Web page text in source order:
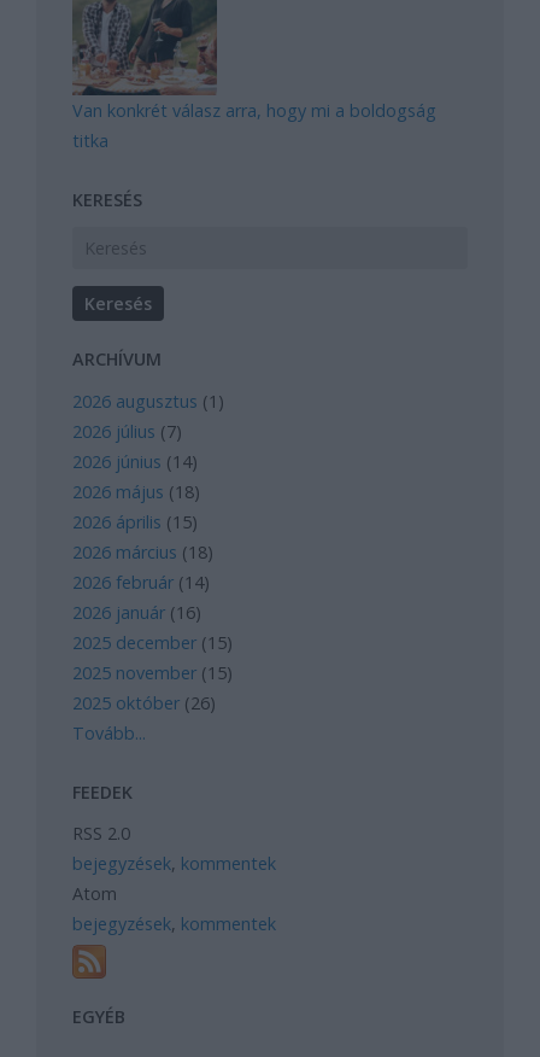
Van konkrét válasz arra, hogy mi a boldogság
titka
KERESÉS
ARCHÍVUM
2026 augusztus (1 )
2026 július (7)
2026 június (14)
2026 május (18)
2026 április (15)
2026 március (18)
2026 február (14)
2026 január (16)
2025 december (15)
2025 november (15)
2025 október (26)
Tovább...
FEEDEK
RSS 2.0
bejegyzések, kommentek
Atom
bejegyzések, kommentek
EGYÉB